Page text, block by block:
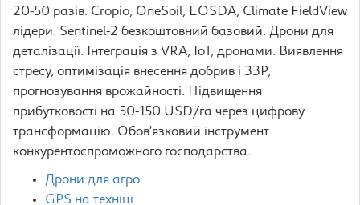
20-50 разів. Cropio, OneSoil, EOSDA, Climate FieldView
лідери. Sentinel-2 безкоштовний базовий. Дрони для
деталізації. Інтеграція з VRA, IoT, дронами. Виявлення
стресу, оптимізація внесення добрив і ЗЗР,
прогнозування врожайності. Підвищення
прибутковості на 50-150 USD/га через цифрову
трансформацію. Обов’язковий інструмент
конкурентоспроможного господарства.
Дрони для агро
GPS на техніці